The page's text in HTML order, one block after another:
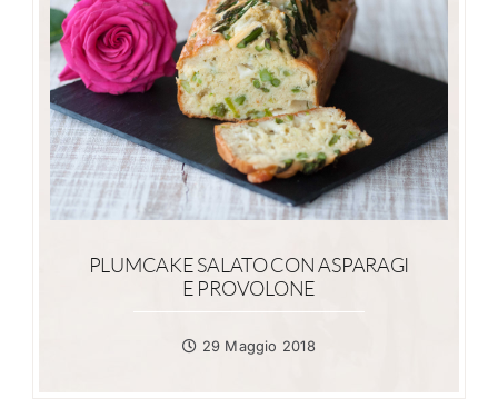
PLUMCAKE SALATO CON ASPARAGI
E PROVOLONE
29 Maggio 2018